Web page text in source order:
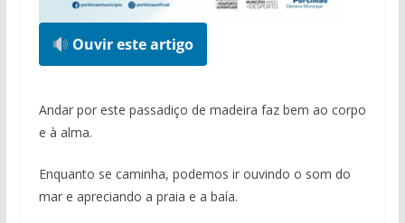
Ouvir este artigo
Andar por este passadiço de madeira faz bem ao corpo
e à alma.
Enquanto se caminha, podemos ir ouvindo o som do
mar e apreciando a praia e a baía.